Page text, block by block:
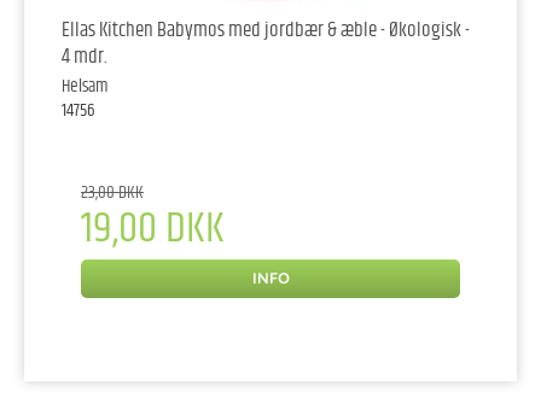
Ellas Kitchen Babymos med jordbær & æble - Økologisk -
4 mdr.
Helsam
14756
23,00 DKK
19,00 DKK
INFO